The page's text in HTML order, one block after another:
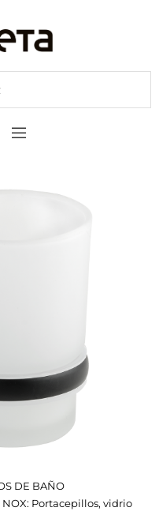
DE BAÑO
NOX: Portacepillos, vidrio